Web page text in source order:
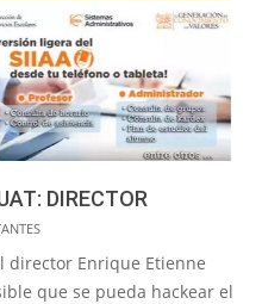
DIRECTOR
director Enrique Etienne
que se pueda hackear el